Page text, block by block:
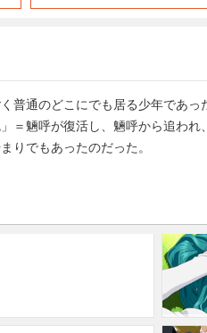
普通のどこにでも居る少年であ
＝魎呼が復活し、魎呼から追わ
りでもあったのだった。